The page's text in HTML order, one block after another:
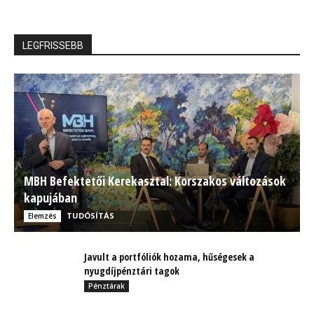
LEGFRISSEBB
MBH Befektetői Kerekasztal: Korszakos változások
kapujában
Elemzés TUDÓSÍTÁS
Javult a portfóliók hozama, hűségesek a
nyugdíjpénztári tagok
Pénztárak